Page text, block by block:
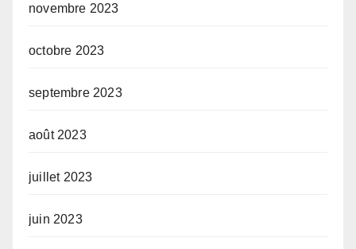
novembre 2023
octobre 2023
septembre 2023
août 2023
juillet 2023
juin 2023